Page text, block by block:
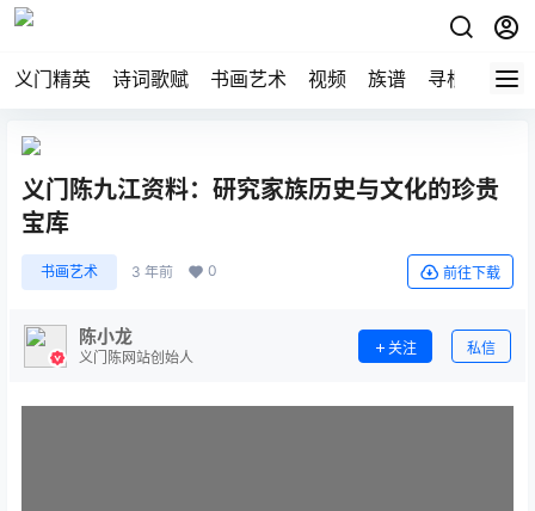
义门精英 诗词歌赋 书画艺术 视频 族谱 寻根
义门陈九江资料：研究家族历史与文化的珍贵
宝库
书画艺术 3 年前 0 前往下载
陈小龙
义门陈网站创始人
关注 私信